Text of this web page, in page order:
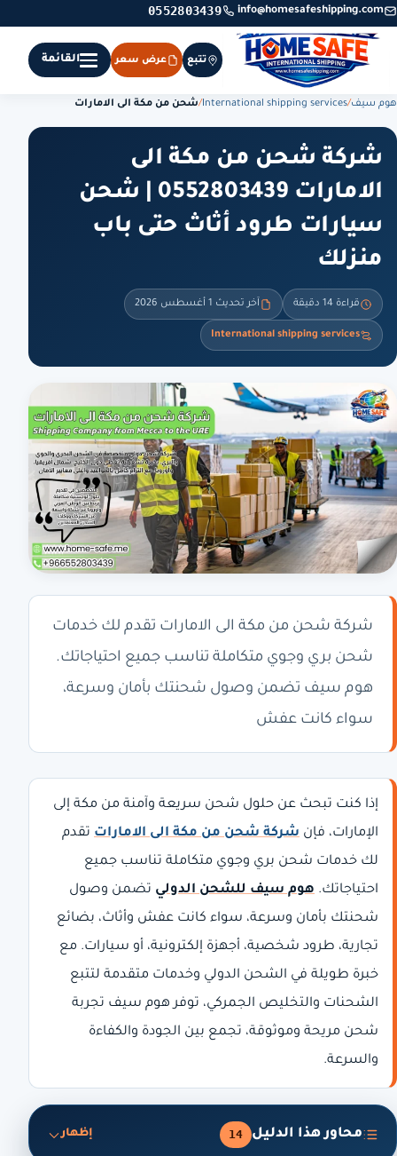
info@homesafeshipping.com
0552803439
تتبع عرض سعر القائمة
هوم سيف/
International shipping services
/شحن من مكة الى الامارات
شركة شحن من مكة الى
الامارات 0552803439 | شحن
سيارات طرود أثاث حتى باب
منزلك
قراءة 14 دقيقة آخر تحديث 1 أغسطس 2026
International shipping services
شركة شحن من مكة الى الامارات تقدم لك خدمات
شحن بري وجوي متكاملة تناسب جميع احتياجاتك.
هوم سيف تضمن وصول شحنتك بأمان وسرعة،
سواء كانت عفش
إذا كنت تبحث عن حلول شحن سريعة وآمنة من مكة إلى
الإمارات، فإن شركة شحن من مكة الى الامارات تقدم
لك خدمات شحن بري وجوي متكاملة تناسب جميع
احتياجاتك. هوم سيف للشحن الدولي تضمن وصول
شحنتك بأمان وسرعة، سواء كانت عفش وأثاث، بضائع
تجارية، طرود شخصية، أجهزة إلكترونية، أو سيارات. مع
خبرة طويلة في الشحن الدولي وخدمات متقدمة لتتبع
الشحنات والتخليص الجمركي، توفر هوم سيف تجربة
شحن مريحة وموثوقة، تجمع بين الجودة والكفاءة
والسرعة.
محاور هذا الدليل 14 إظهار